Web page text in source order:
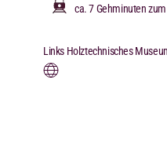
ca. 7 Gehminuten
Links Holztechnisches